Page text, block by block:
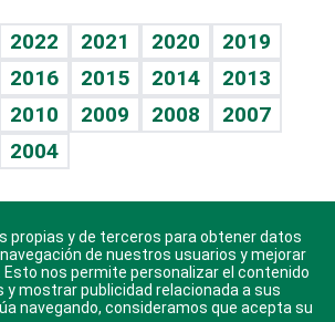
2022 2021 2020
2019
2016 2015 2014
2013
2010 2009 2008
2007
2004
aplicaciones para Android, iOS y
sistema Huawei.
propias y de terceros para obtener datos
de nuestros usuarios y mejorar
nos permite personalizar el contenido
y mostrar publicidad relacionada a sus
navegando, consideramos que acepta su